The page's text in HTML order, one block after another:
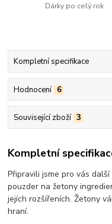
Dárky po celý rok
Kompletní specifikace
Hodnocení 6
Související zboží 3
Kompletní
Připravili jsme pro vás
pouzder na žetony
jejích rozšířeních. Žetony
hraní.